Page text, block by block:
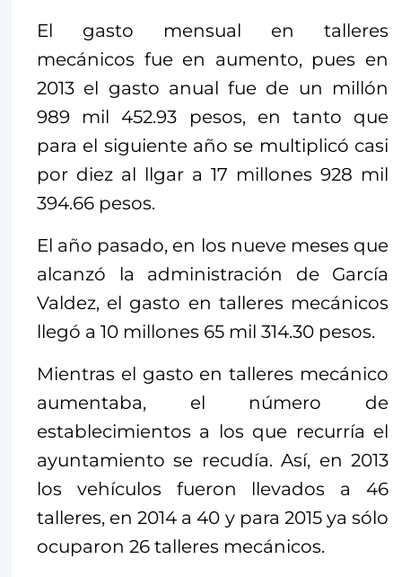
El gasto mensual en talleres
mecánicos fue en aumento, pues en
2013 el gasto anual fue de un millón
989 mil 452.93 pesos, en tanto que
para el siguiente año se multiplicó casi
por diez al llgar a 17 millones 928 mil
394.66 pesos.
El año pasado, en los nueve meses que
alcanzó la administración de García
Valdez, el gasto en talleres mecánicos
llegó a 10 millones 65 mil 314.30 pesos.
Mientras el gasto en talleres mecánico
aumentaba, el número de
establecimientos a los que recurría el
ayuntamiento se recudía. Así, en 2013
los vehículos fueron llevados a 46
talleres, en 2014 a 40 y para 2015 ya sólo
ocuparon 26 talleres mecánicos.